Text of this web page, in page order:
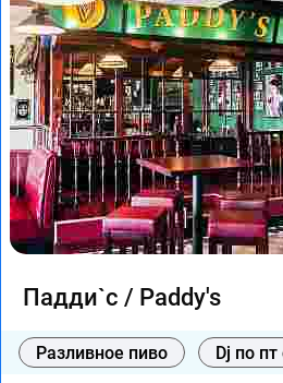
Падди`с / Paddy's
Разливное пиво Dj по